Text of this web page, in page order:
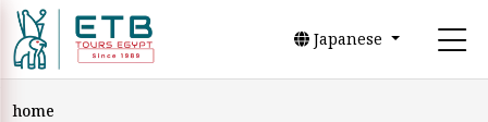
Japanese
home